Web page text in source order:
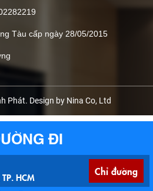
Tàu cấp ngày 28/05/2015
Phát. Design by Nina Co, Ltd
ĐI
HCM Chỉ đường